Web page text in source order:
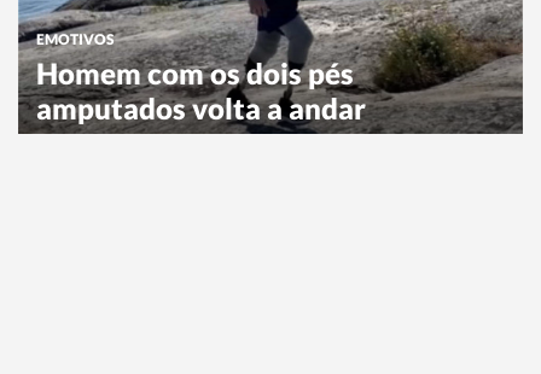
EMOTIVOS
Homem com os dois pés
amputados volta a andar